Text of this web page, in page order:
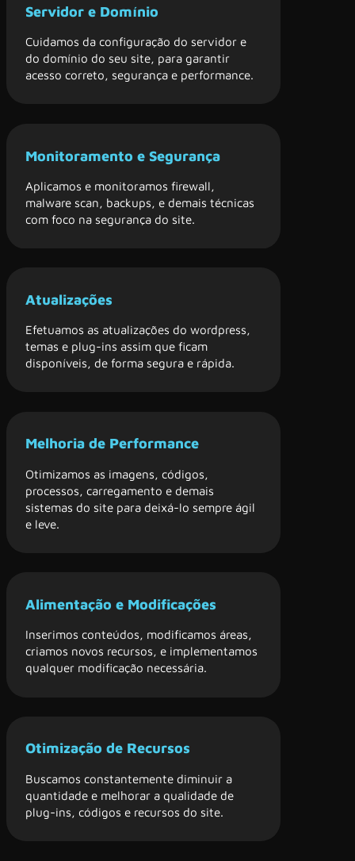
Servidor e Domínio
Cuidamos da configuração do servidor e
do domínio do seu site, para garantir
acesso correto, segurança e performance.
Monitoramento e Segurança
Aplicamos e monitoramos firewall,
malware scan, backups, e demais técnicas
com foco na segurança do site.
Atualizações
Efetuamos as atualizações do wordpress,
temas e plug-ins assim que ficam
disponíveis, de forma segura e rápida.
Melhoria de Performance
Otimizamos as imagens, códigos,
processos, carregamento e demais
sistemas do site para deixá-lo sempre ágil
e leve.
Alimentação e Modificações
Inserimos conteúdos, modificamos áreas,
criamos novos recursos, e implementamos
qualquer modificação necessária.
Otimização de Recursos
Buscamos constantemente diminuir a
quantidade e melhorar a qualidade de
plug-ins, códigos e recursos do site.